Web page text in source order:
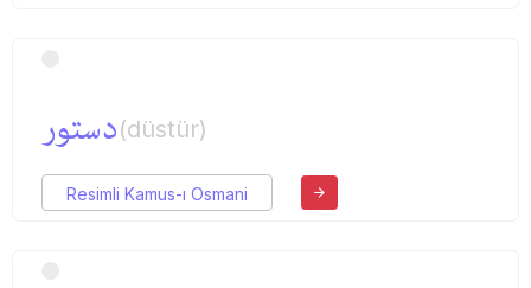
دستور(düstür)
Resimli Kamus-ı Osmani